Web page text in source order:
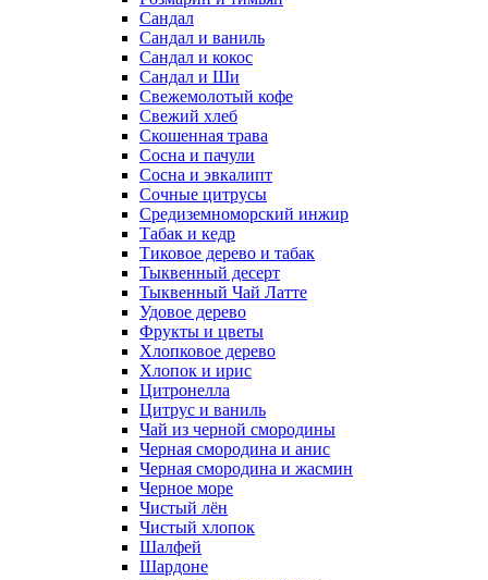
Сандал
Сандал и ваниль
Сандал и кокос
Сандал и Ши
Свежемолотый кофе
Свежий хлеб
Скошенная трава
Сосна и пачули
Сосна и эвкалипт
Сочные цитрусы
Средиземноморский инжир
Табак и кедр
Тиковое дерево и табак
Тыквенный десерт
Тыквенный Чай Латте
Удовое дерево
Фрукты и цветы
Хлопковое дерево
Хлопок и ирис
Цитронелла
Цитрус и ваниль
Чай из черной смородины
Черная смородина и анис
Черная смородина и жасмин
Черное море
Чистый лён
Чистый хлопок
Шалфей
Шардоне